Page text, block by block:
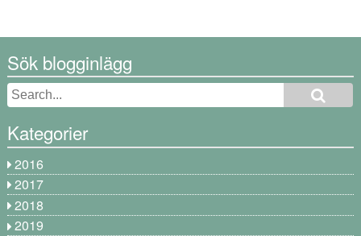
Sök blogginlägg
Kategorier
2016
2017
2018
2019